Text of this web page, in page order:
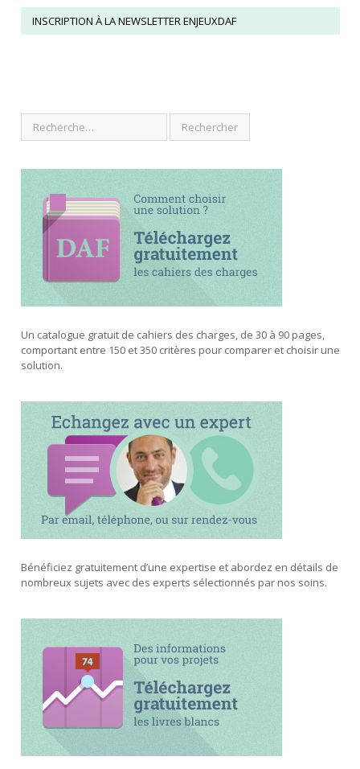
INSCRIPTION À LA NEWSLETTER ENJEUXDAF
Un catalogue gratuit de cahiers des charges, de 30 à 90 pages,
comportant entre 150 et 350 critères pour comparer et choisir une
solution.
Bénéficiez gratuitement d’une expertise et abordez en détails de
nombreux sujets avec des experts sélectionnés par nos soins.